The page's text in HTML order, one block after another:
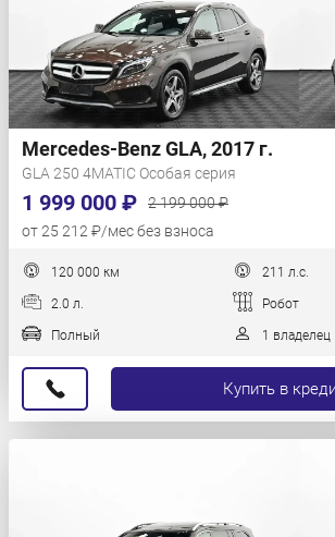
Mercedes-Benz GLA, 2017 г.
GLA 250 4MATIC Особая серия
1 999 000 ₽
2 199 000 ₽
от 25 212 ₽/мес без взноса
120 000 км 211 л.с.
2.0 л. Робот
Полный 1 владелец
Купить в